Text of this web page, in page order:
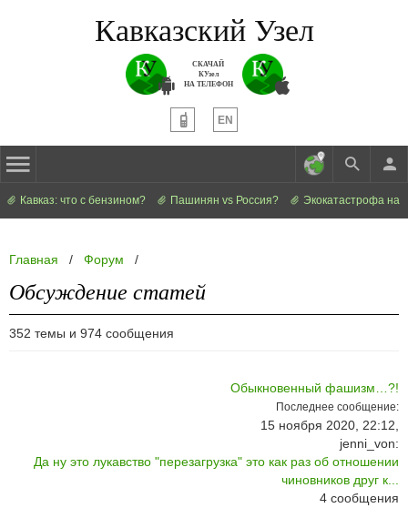
Кавказский Узел
СКАЧАЙ
КУзел
НА ТЕЛЕФОН
EN
Кавказ: что с бензином? Пашинян vs Россия? Экокатастрофа на
Главная / Форум /
Обсуждение статей
352 темы и 974 сообщения
Обыкновенный фашизм…?!
Последнее сообщение:
15 ноября 2020, 22:12,
jenni_von:
Да ну это лукавство "перезагрузка" это как раз об отношении
чиновников друг к...
4 сообщения